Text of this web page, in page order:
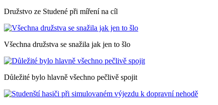
Družstvo ze Studené při míření na cíl
Všechna družstva se snažila jak jen to šlo
Důležité bylo hlavně všechno pečlivě spojit